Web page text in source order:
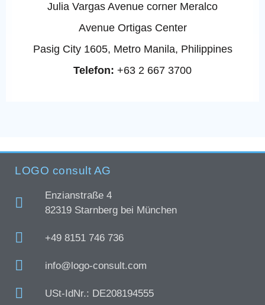
Julia Vargas Avenue corner Meralco
Avenue Ortigas Center
Pasig City 1605, Metro Manila, Philippines
Telefon: +63 2 667 3700
LOGO consult AG
Enzianstraße 4
82319 Starnberg bei München
+49 8151 746 736
info@logo-consult.com
USt-IdNr.: DE208194555